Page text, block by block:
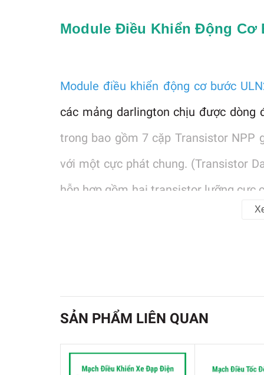
Module Điều Khiển Động Cơ
Module điều khiển động cơ bước
các mảng darlington chịu được dòng
trong bao gồm 7 cặp Transistor NPP
với một cực phát chung. (Transistor
hỗn hợp gồm hai transistor lưỡng cực
để khuếch đại dòng của transistor
Ứng dụng:
Thiết kế nhỏ gọn, tích
Thông số kỹ thuật
SẢN PHẨM LIÊN QUAN